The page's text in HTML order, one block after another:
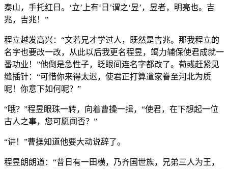
泰山，手托红日。‘立’上有‘日’谓之‘昱’，昱者，明亮也。吉
兆，吉兆！”
程立越发高兴：“文若兄才学过人，既然是吉兆。那我程立的
名字也要改一改，从此以后我更名程昱，竭力辅保使君成就一
番功业！”他倒是急性子，眨眼间连名字都改了。荀彧赶紧见
缝插针：“可惜你来得太迟，使君正打算遣家眷至河北为质
呢！你意下如何呢？”
“哦？”程昱眼珠一转，向着曹操一揖，“使君，在下想起一位
古人之事，您可愿闻否？”
“讲！”曹操知道他要大动说辞了。
程昱朗朗道：“昔日有一田横，乃齐国世族，兄弟三人为王，